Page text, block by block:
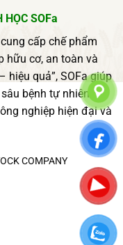
HỌC SOFa
cấp chế phẩm
hữu cơ, an toàn và
hiệu quả”, SOFa giúp
bệnh tự nhiên và
nghiệp hiện đại và
COMPANY